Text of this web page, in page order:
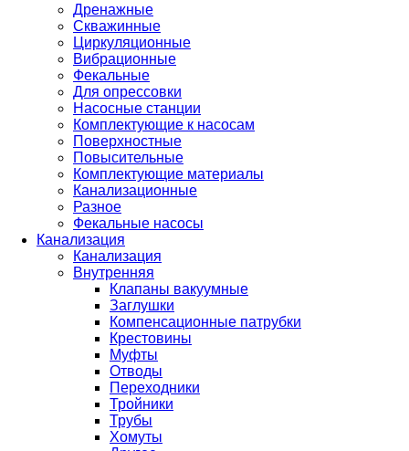
Дренажные
Скважинные
Циркуляционные
Вибрационные
Фекальные
Для опрессовки
Насосные станции
Комплектующие к насосам
Поверхностные
Повысительные
Комплектующие материалы
Канализационные
Разное
Фекальные насосы
Канализация
Канализация
Внутренняя
Клапаны вакуумные
Заглушки
Компенсационные патрубки
Крестовины
Муфты
Отводы
Переходники
Тройники
Трубы
Хомуты